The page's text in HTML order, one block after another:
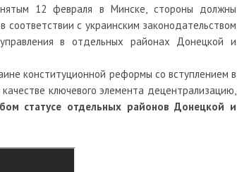
12 февраля в Минске, стороны должны
с украинским законодательством
в отдельных районах Донецкой и
конституционной реформы со вступлением в
ключевого элемента децентрализацию,
статусе отдельных районов Донецкой и